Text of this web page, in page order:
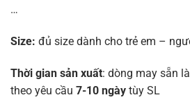
…
Size: đủ size dành cho trẻ em –
Thời gian sản xuất: dòng may sẵn là
theo yêu cầu 7-10 ngàytùy SL